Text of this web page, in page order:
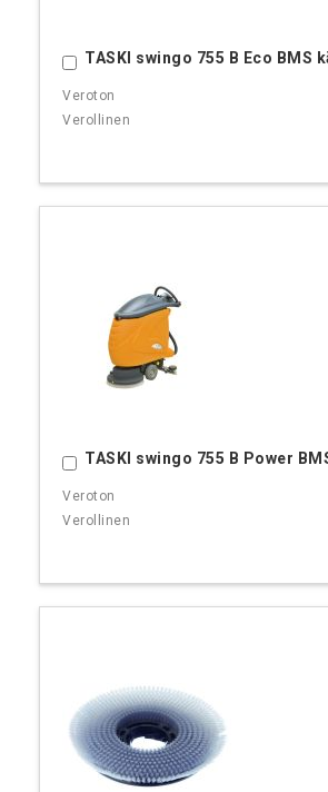
TASKI swingo 755 B Eco BMS
Ostoskoriin
TASKI swingo 755 B Power
Ostoskoriin